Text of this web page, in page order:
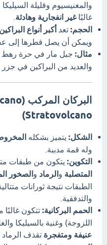
والمغنيسيوم وقليلة
غالبًاغير انفجارية وهادئة
الحجم: تعد أكبر أنواع البراكين
ويمكن أن يصل قطرها إلى
مثال: جبل مار في حرة رهط
والعديد من البراكين في جزر
Stratovolcano)
الشكل: يتميز بشكله
وله قمة مدببة.
التكوين: يتكون من طبقات
المتصلبة والرماد والصخور
الطبقات نتيجة ثورانات
والتدفقية.
الحمم البركانية: تتكون
اللزوجة) وغنية بالسيليكا
عنيفة ومتفجرة تقذف